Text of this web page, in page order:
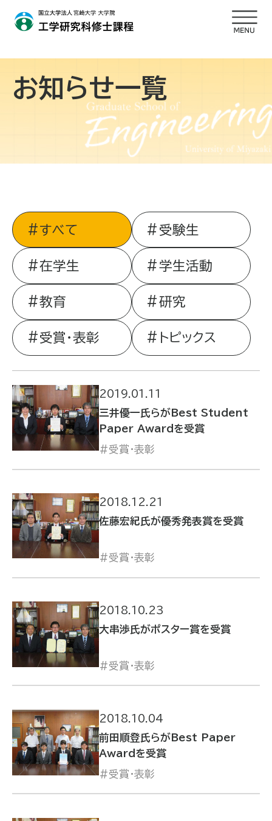
お知らせ一覧
すべて 受験生
在学生 学生活動
教育 研究
受賞・表彰 トピックス
2019.01.11
三井優一氏らがBest Student
Paper Awardを受賞
受賞・表彰
2018.12.21
佐藤宏紀氏が優秀発表賞を受賞
受賞・表彰
2018.10.23
大串渉氏がポスター賞を受賞
受賞・表彰
2018.10.04
前田順登氏らがBest Paper
Awardを受賞
受賞・表彰